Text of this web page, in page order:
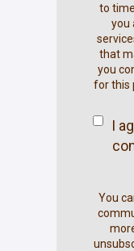
to
you
that
you
for this
I
You